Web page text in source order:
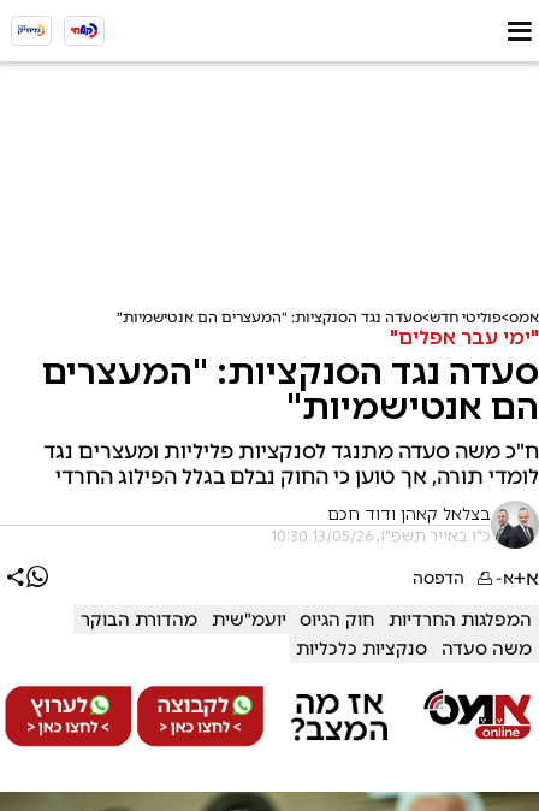
אמס פוליטי חדש סעדה נגד הסנקציות: "המעצרים הם אנטישמיות"
"ימי עבר אפלים"
סעדה נגד הסנקציות: "המעצרים
הם אנטישמיות"
ח"כ משה סעדה מתנגד לסנקציות פליליות ומעצרים נגד
לומדי תורה, אך טוען כי החוק נבלם בגלל הפילוג החרדי
בצלאל קאהן ודוד חכם
כ"ו באייר תשפ"ו, 13/05/26 10:30
א+א- הדפסה
המפלגות החרדיות חוק הגיוס יועמ"שית
מהדורת הבוקר
משה סעדה
סנקציות כלכליות